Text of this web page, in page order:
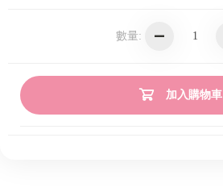
數量:
加入購物車